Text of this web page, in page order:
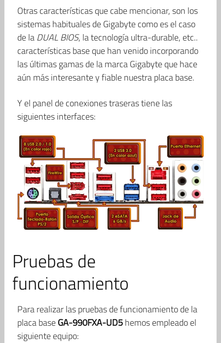
Otras características que cabe mencionar, son los
sistemas habituales de Gigabyte como es el caso
de laDUAL BIOS, la tecnología ultra-durable, etc..
características base que han venido incorporando
las últimas gamas de la marca Gigabyte que hace
aún más interesante y fiable nuestra placa base.
Y el panel de conexiones traseras tiene las
siguientes interfaces:
Pruebas de
funcionamiento
Para realizar las pruebas de funcionamiento de la
placa baseGA-990FXA-UD5hemos empleado el
siguiente equipo: